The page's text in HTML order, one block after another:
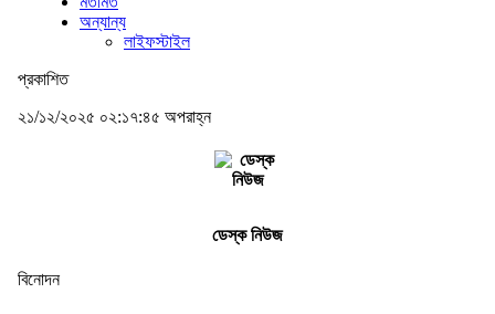
অন্যান্য
লাইফস্টাইল
প্রকাশিত
২১/১২/২০২৫ ০২:১৭:৪৫ অপরাহ্ন
ডেস্ক নিউজ
বিনোদন